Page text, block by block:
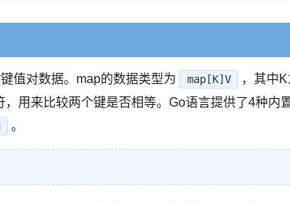
值对数据。map的数据类型为 map[K]V
，其中
，用来比较两个键是否相等。Go语言提供了4种内
。